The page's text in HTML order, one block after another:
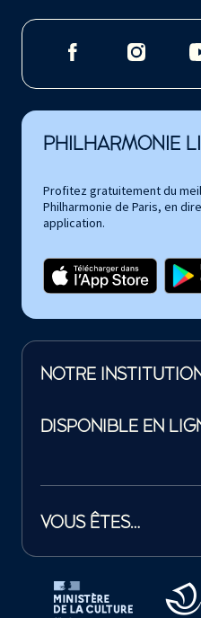
PHILHARMONIE
Profitez gratuitement du
Philharmonie de Paris, en
application.
NOTRE
DISPONIBLE EN
VOUS ÊTES…
Tutelles et mécènes de la